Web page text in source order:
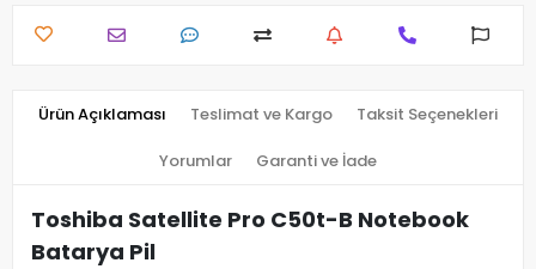
Ürün Açıklaması Teslimat ve Kargo Taksit Seçenekleri
Yorumlar Garanti ve İade
Toshiba Satellite Pro C50t-B Notebook
Batarya Pil